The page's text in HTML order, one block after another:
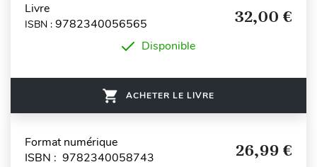
Livre
ISBN : 9782340056565 32,00 €
Disponible
ACHETER LE LIVRE
Format numérique
ISBN : 9782340058743
26,99 €